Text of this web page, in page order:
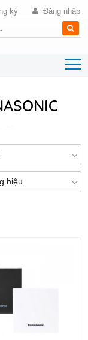
ký Đăng nhập
hiệu